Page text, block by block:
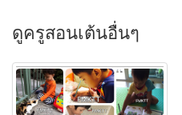
ดูครูสอนเต้นอื่นๆ